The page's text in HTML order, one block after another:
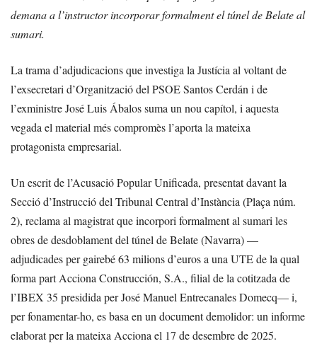
demana a l’instructor incorporar formalment el túnel de Belate al
sumari.
La trama d’adjudicacions que investiga la Justícia al voltant de
l’exsecretari d’Organització del PSOE Santos Cerdán i de
l’exministre José Luis Ábalos suma un nou capítol, i aquesta
vegada el material més compromès l’aporta la mateixa
protagonista empresarial.
Un escrit de l’Acusació Popular Unificada, presentat davant la
Secció d’Instrucció del Tribunal Central d’Instància (Plaça núm.
2), reclama al magistrat que incorpori formalment al sumari les
obres de desdoblament del túnel de Belate (Navarra) —
adjudicades per gairebé 63 milions d’euros a una UTE de la qual
forma part Acciona Construcción, S.A., filial de la cotitzada de
l’IBEX 35 presidida per José Manuel Entrecanales Domecq— i,
per fonamentar-ho, es basa en un document demolidor: un informe
elaborat per la mateixa Acciona el 17 de desembre de 2025.